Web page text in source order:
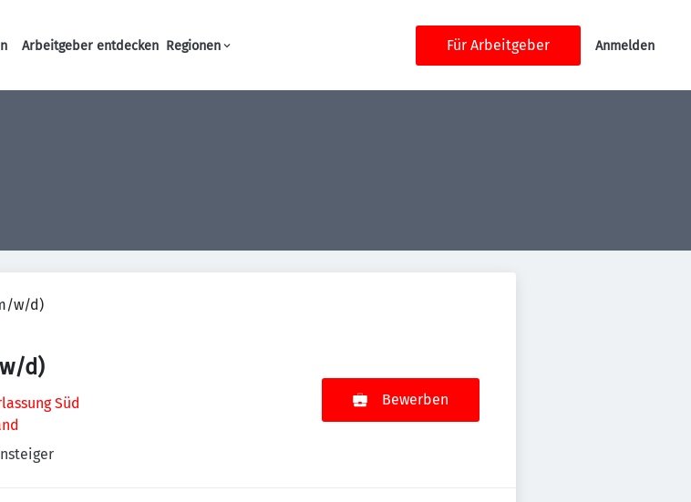
Haupt-Navigation
Arbeitgeber entdecken Regionen Für Arbeitgeber Anmelden
w/d)
d)
Süd
Bewerben